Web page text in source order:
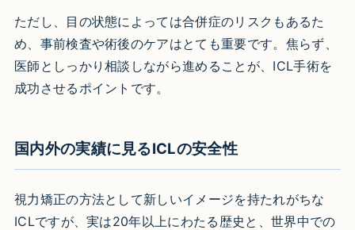
ただし、目の状態によっては合併症のリスクもあるた
め、事前検査や術後のケアはとても重要です。焦らず、
医師としっかり相談しながら進めることが、ICL手術を
成功させるポイントです。
国内外の実績に見るICLの安全性
視力矯正の方法として新しいイメージを持たれがちな
ICLですが、実は20年以上にわたる歴史と、世界中での